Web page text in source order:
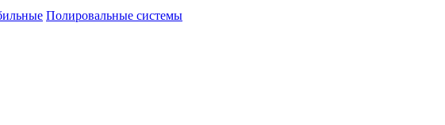
Полировальные системы